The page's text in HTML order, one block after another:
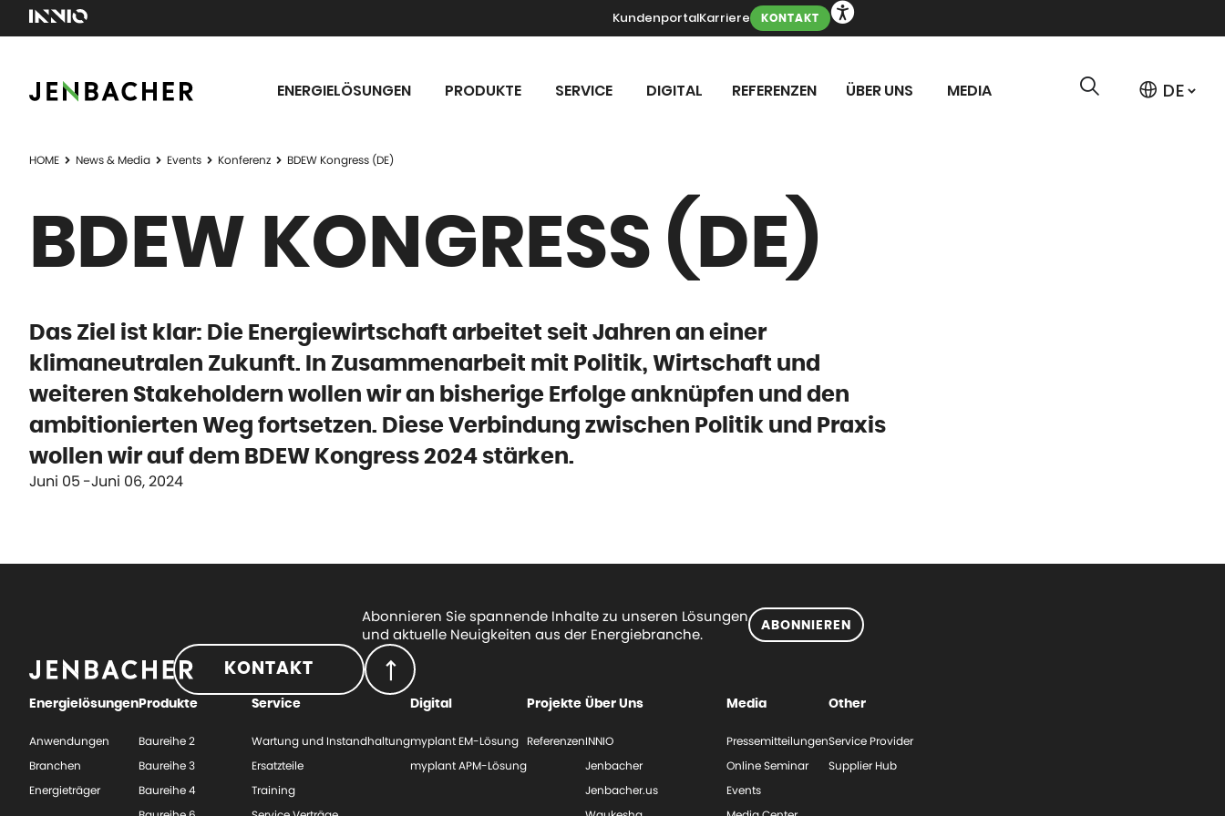
KundenportalKarriere KONTAKT
ENERGIELÖSUNGEN PRODUKTE SERVICE DIGITAL REFERENZEN ÜBER UNS MEDIA
HOME News & Media Events Konferenz BDEW Kongress (DE)
BDEW KONGRESS (DE)
Das Ziel ist klar: Die Energiewirtschaft arbeitet seit Jahren an einer
klimaneutralen Zukunft. In Zusammenarbeit mit Politik, Wirtschaft und
weiteren Stakeholdern wollen wir an bisherige Erfolge anknüpfen und den
ambitionierten Weg fortsetzen. Diese Verbindung zwischen Politik und Praxis
wollen wir auf dem BDEW Kongress 2024 stärken.
Juni 05 Juni 06, 2024
Abonnieren Sie spannende Inhalte zu unseren Lösungen
und aktuelle Neuigkeiten aus der Energiebranche.
ABONNIEREN
KONTAKT
Energielösungen
Anwendungen
Branchen
Energieträger
Produkte
Baureihe 2
Baureihe 3
Baureihe 4
Service
Wartung und Instandhaltung
Ersatzteile
Training
Digital
myplant EM-Lösung
myplant APM-Lösung
Projekte
Referenzen
Über Uns
INNIO
Jenbacher
Jenbacher.us
Media
Pressemitteilungen
Online Seminar
Events
Other
Service Provider
Supplier Hub